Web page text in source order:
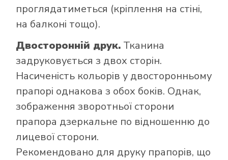
проглядатиметься (кріплення на стіні,
на балконі тощо).
Двосторонній друк. Тканина
задруковується з двох сторін.
Насиченість кольорів у двосторонньому
прапорі однакова з обох боків. Однак,
зображення зворотньої сторони
прапора дзеркальне по відношенню до
лицевої сторони.
Рекомендовано для друку прапорів, що